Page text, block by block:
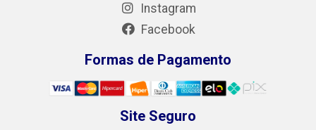
Instagram
Facebook
Formas de Pagamento
Site Seguro